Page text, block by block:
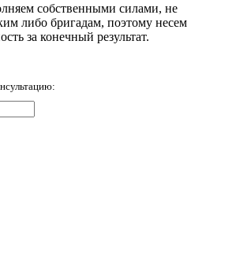
собственными силами, не
либо бригадам, поэтому несем
за конечный результат.